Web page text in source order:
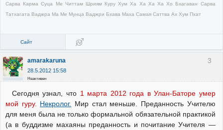
Сарва Карма Суца Ме Читтам Шриям Куру Хум Ха Ха Ха Ха Хо Бхагаван Сарва
Татхагата Ваджра Ма Ме Мунца Ваджри Бхава Маха Самая Саттва Ах Хум Пхат
Сайт
3
amarakaruna
28.5.2012 15:58
Неактивен
Сегодня узнал, что 1 марта 2012 года в Улан-Баторе умер
мой гуру.
Некролог.
Мир стал меньше. Преданность Учителю
для меня была не только формальной обязательной практикой
(а в буддизме махаяны преданность и почитание Учителя —